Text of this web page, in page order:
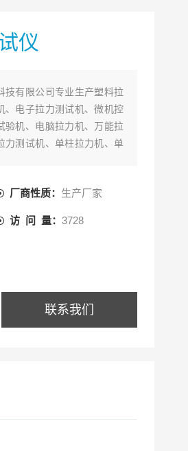
仪
技有限公司专业生产塑料拉
、电子拉力测试机、微机控
验机、电脑拉力机、万能拉
力测试机、单柱拉力机、单
厂商性质： 生产厂家
访 问 量： 3728
联系我们